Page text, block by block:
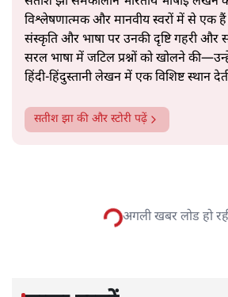
सत्य हिन्दी ऐपडाउनलोडकरें
विश्लेषणात्मक और मानवीय स्वरों में से एक हैं।